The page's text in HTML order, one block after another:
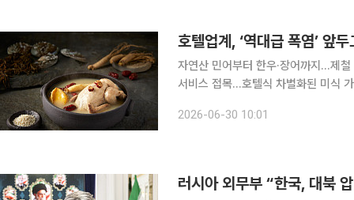
자연산 민어부터 한우·장어까지…제철
서비스 접목…호텔식 차별화된 미식 가치 제안 역대급 폭염과 삼복을 앞두고 호
기에 나섰다. 30일 호텔 업계
2026-06-30 10:01
러시아 외무부 “한국, 대북